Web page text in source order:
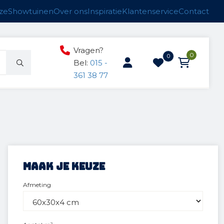
ShowtuinenOver onsInspiratieKlantenserviceContact
Vragen?
Bel: 015 -
361 38 77
0 0
Maak je keuze
Afmeting